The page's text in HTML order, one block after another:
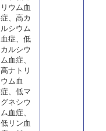
リウム血
症、高カ
ルシウム
血症、低
カルシウ
ム血症、
高ナトリ
ウム血
症、低マ
グネシウ
ム血症、
低リン血